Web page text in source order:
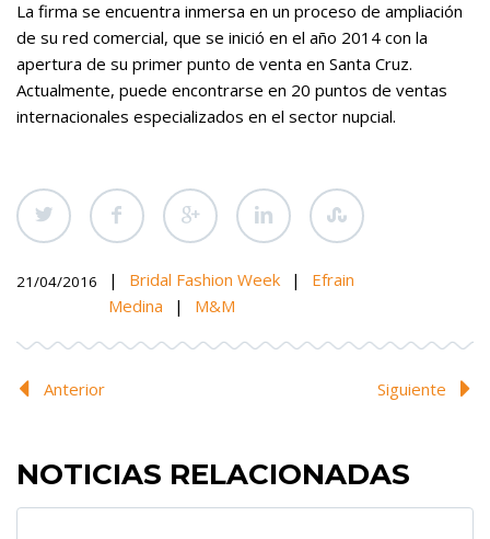
La firma se encuentra inmersa en un proceso de ampliación
de su red comercial, que se inició en el año 2014 con la
apertura de su primer punto de venta en Santa Cruz.
Actualmente, puede encontrarse en 20 puntos de ventas
internacionales especializados en el sector nupcial.
21/04/2016 | Bridal Fashion Week |
Efrain
Medina
| M&M
Anterior Siguiente
NOTICIAS RELACIONADAS